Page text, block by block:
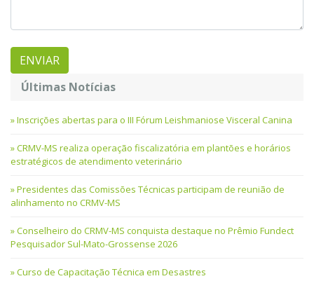
Últimas Notícias
Inscrições abertas para o III Fórum Leishmaniose Visceral Canina
CRMV-MS realiza operação fiscalizatória em plantões e horários
estratégicos de atendimento veterinário
Presidentes das Comissões Técnicas participam de reunião de
alinhamento no CRMV-MS
Conselheiro do CRMV-MS conquista destaque no Prêmio Fundect
Pesquisador Sul-Mato-Grossense 2026
Curso de Capacitação Técnica em Desastres